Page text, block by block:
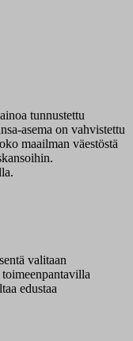
tunnustettu
asema on vahvistettu
maailman väestöstä
valitaan
edustaa